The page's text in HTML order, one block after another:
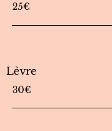
25€
Lèvre
30€